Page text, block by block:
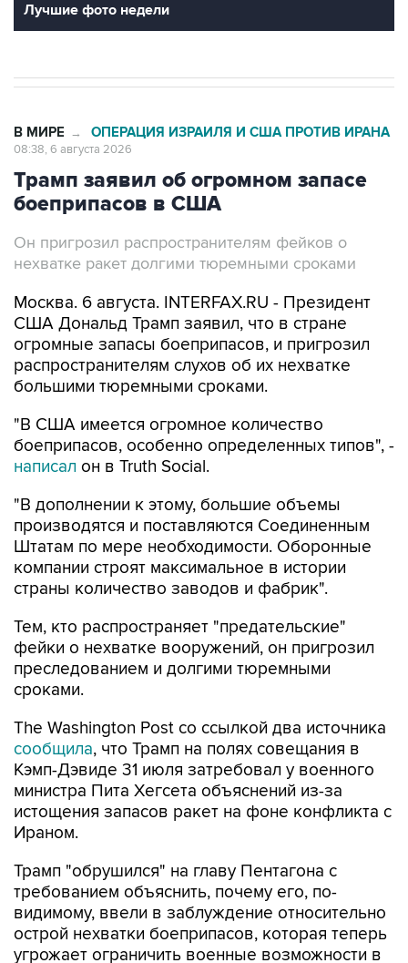
Лучшие фото недели
В МИРЕ → ОПЕРАЦИЯ ИЗРАИЛЯ И США ПРОТИВ ИРАНА
08:38, 6 августа 2026
Трамп заявил об огромном запасе
боеприпасов в США
Он пригрозил распространителям фейков о
нехватке ракет долгими тюремными сроками
Москва. 6 августа. INTERFAX.RU - Президент
США Дональд Трамп заявил, что в стране
огромные запасы боеприпасов, и пригрозил
распространителям слухов об их нехватке
большими тюремными сроками.
"В США имеется огромное количество
боеприпасов, особенно определенных типов", -
написал он в Truth Social.
"В дополнении к этому, большие объемы
производятся и поставляются Соединенным
Штатам по мере необходимости. Оборонные
компании строят максимальное в истории
страны количество заводов и фабрик".
Тем, кто распространяет "предательские"
фейки о нехватке вооружений, он пригрозил
преследованием и долгими тюремными
сроками.
The Washington Post со ссылкой два источника
сообщила, что Трамп на полях совещания в
Кэмп-Дэвиде 31 июля затребовал у военного
министра Пита Хегсета объяснений из-за
истощения запасов ракет на фоне конфликта с
Ираном.
Трамп "обрушился" на главу Пентагона с
требованием объяснить, почему его, по-
видимому, ввели в заблуждение относительно
острой нехватки боеприпасов, которая теперь
угрожает ограничить военные возможности в